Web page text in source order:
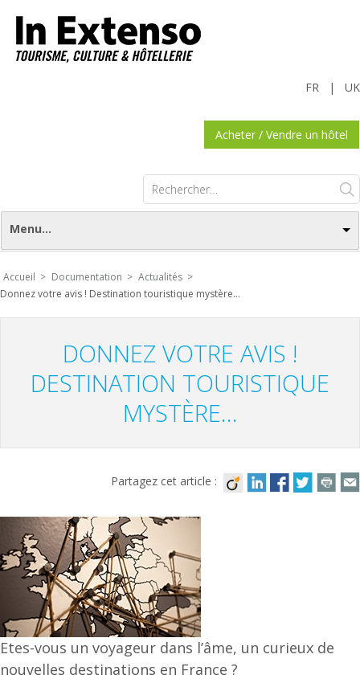
UK
|
FR
Acheter / Vendre un hôtel
Rechercher :
Menu...
Accueil > Documentation > Actualités >
Donnez votre avis ! Destination touristique mystère…
DONNEZ VOTRE AVIS !
DESTINATION TOURISTIQUE
MYSTÈRE…
Partagez cet article :
Etes-vous un voyageur dans l’âme, un curieux de
nouvelles destinations en France ?